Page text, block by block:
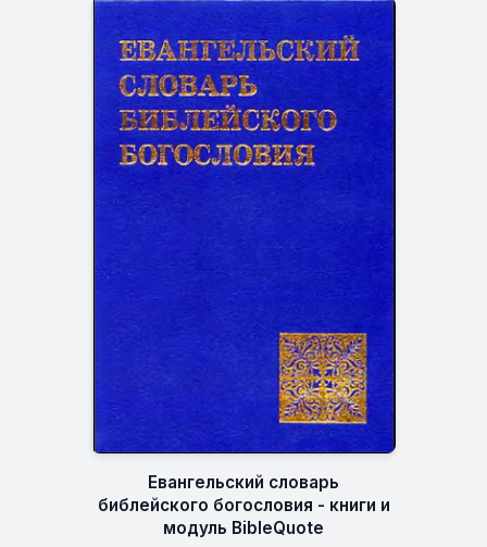
Евангельский словарь
библейского богословия - книги и
модуль BibleQuote